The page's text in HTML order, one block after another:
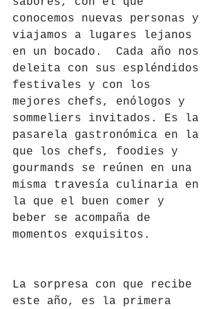
conocemos nuevas personas y
viajamos a lugares lejanos
en un bocado.  Cada año nos
deleita con sus espléndidos
festivales y con los
mejores chefs, enólogos y
sommeliers invitados. Es la
pasarela gastronómica en la
que los chefs, foodies y
gourmands se reúnen en una
misma travesía culinaria en
la que el buen comer y
beber se acompaña de
momentos exquisitos.
La sorpresa con que recibe
este año, es la primera